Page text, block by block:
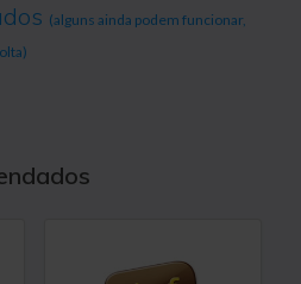
(alguns ainda podem funcionar,